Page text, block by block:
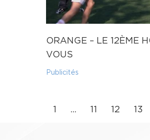
ORANGE – LE 12ÈME
VOUS
Publicités
1 … 11 12 13